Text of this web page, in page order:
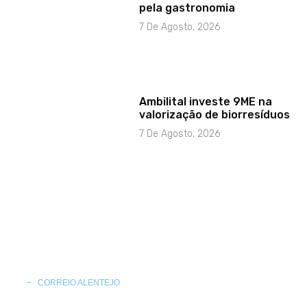
pela gastronomia
7 De Agosto, 2026
Ambilital investe 9ME na
valorização de biorresíduos
7 De Agosto, 2026
CORREIO ALENTEJO